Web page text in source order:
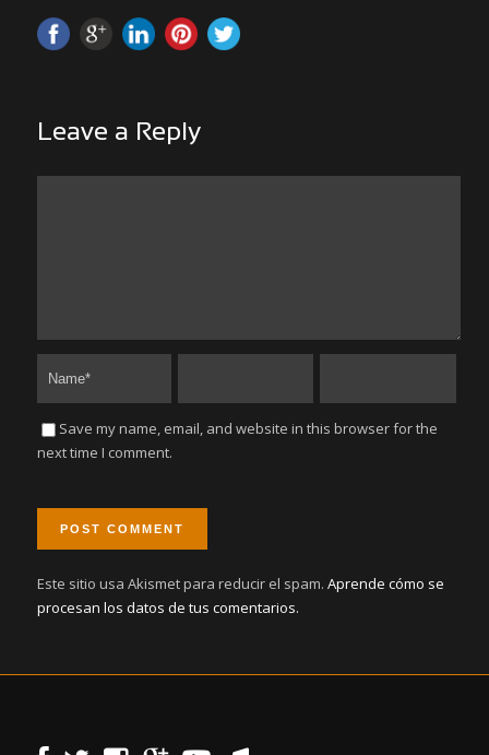
Leave a Reply
Save my name, email, and website in this browser for the
next time I comment.
Este sitio usa Akismet para reducir el spam. Aprende cómo se
procesan los datos de tus comentarios.